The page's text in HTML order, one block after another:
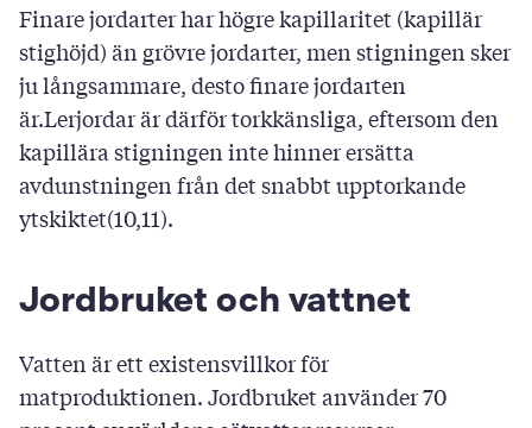
Finare jordarter har högre kapillaritet (kapillär
stighöjd) än grövre jordarter, men stigningen sker
ju långsammare, desto finare jordarten
är.Lerjordar är därför torkkänsliga, eftersom den
kapillära stigningen inte hinner ersätta
avdunstningen från det snabbt upptorkande
ytskiktet(10,11).
Jordbruket och vattnet
Vatten är ett existensvillkor för
matproduktionen. Jordbruket använder 70